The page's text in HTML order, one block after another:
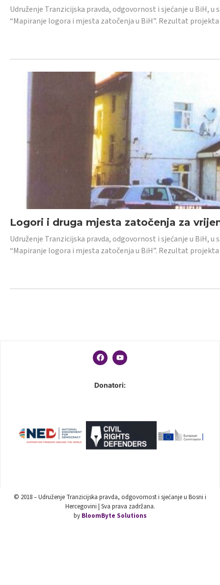
Udruženje Tranzicijska pravda, odgovornost i sjećanje u BiH,
“Mapiranje logora i mjesta zatočenja u BiH”. Rezultat
Logori i druga mjesta zatočenja za
Udruženje Tranzicijska pravda, odgovornost i sjećanje u BiH,
“Mapiranje logora i mjesta zatočenja u BiH”. Rezultat
Donatori:
© 2018 – Udruženje Tranzicijska pravda, odgovornost i sjećanje u Bosni i
Hercegovini | Sva prava zadržana.
by BloomByte Solutions